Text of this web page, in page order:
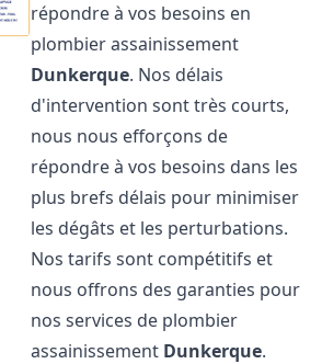
répondre à vos besoins en
plombier assainissement
Dunkerque. Nos délais
d'intervention sont très courts,
nous nous efforçons de
répondre à vos besoins dans les
plus brefs délais pour minimiser
les dégâts et les perturbations.
Nos tarifs sont compétitifs et
nous offrons des garanties pour
nos services de plombier
assainissement Dunkerque.